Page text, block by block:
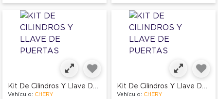
Kit De Cilindros Y Llave De Puertas
Vehículo: CHERY
Kit De Cilindros Y Llave De Puertas
Vehículo: CHERY